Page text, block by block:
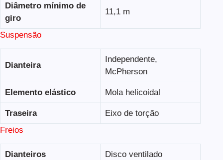
Diâmetro mínimo de
giro
11,1 m
Suspensão
Dianteira
Independente,
McPherson
Elemento elástico Mola helicoidal
Traseira
Eixo de torção
Freios
Dianteiros Disco ventilado